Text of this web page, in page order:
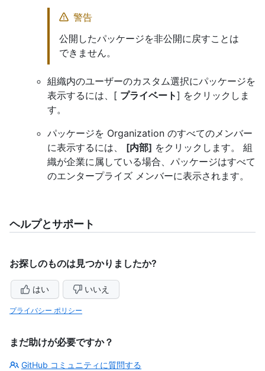
警告
公開したパッケージを非公開に戻すことは
できません。
組織内のユーザーのカスタム選択にパッケージを
表示するには、[ プライベート] をクリックしま
す。
パッケージを Organization のすべてのメンバー
に表示するには、 [内部] をクリックします。 組
織が企業に属している場合、パッケージはすべて
のエンタープライズ メンバーに表示されます。
ヘルプとサポート
お探しのものは見つかりましたか?
はい いいえ
プライバシー ポリシー
まだ助けが必要ですか？
GitHub コミュニティに質問する